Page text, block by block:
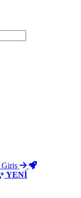
Giriş
YENİ